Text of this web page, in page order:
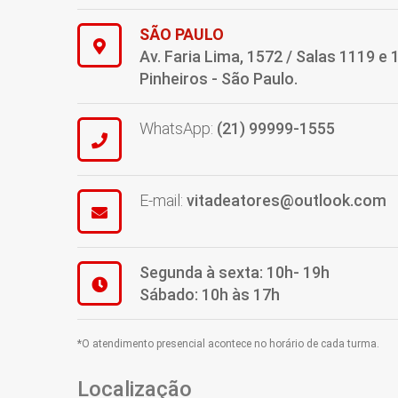
SÃO PAULO
Av. Faria Lima, 1572 / Salas 1119 e
Pinheiros - São Paulo.
WhatsApp: (21) 99999-1555
E-mail: vitadeatores@outlook.com
Segunda à sexta: 10h- 19h
Sábado: 10h às 17h
*O atendimento presencial acontece no horário de cada turma.
Localização